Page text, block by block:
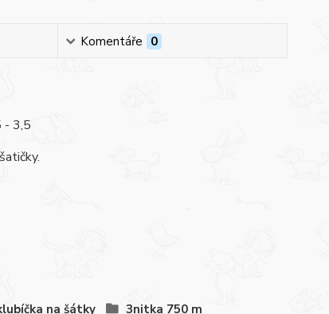
Komentáře 0
- 3,5
na šátky 3nitka 750 m